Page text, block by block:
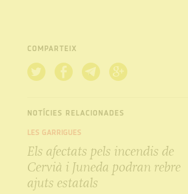
COMPARTEIX
NOTÍCIES RELACIONADES
LES GARRIGUES
Els afectats pels incendis de
Cervià i Juneda podran rebre
ajuts estatals